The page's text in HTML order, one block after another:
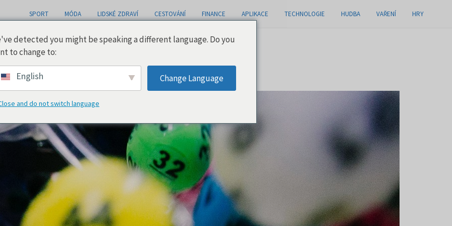
SPORT MÓDA LIDSKÉ ZDRAVÍ CESTOVÁNÍ FINANCE APLIKACE TECHNOLOGIE HUDBA VAŘENÍ HRY
kasin
detected you might be speaking a different language. Do you
to change to:
English Change Language
and do not switch language